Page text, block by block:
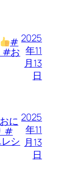
#
#お
2025
年11
月13
日
に
#
シ
2025
年11
月13
日